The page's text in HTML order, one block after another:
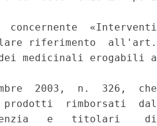
concernente  «Interventi
riferimento  all'art.
dei medicinali erogabili a
2003,  n.  326,  che
prodotti  rimborsati  dal
e   titolari    di